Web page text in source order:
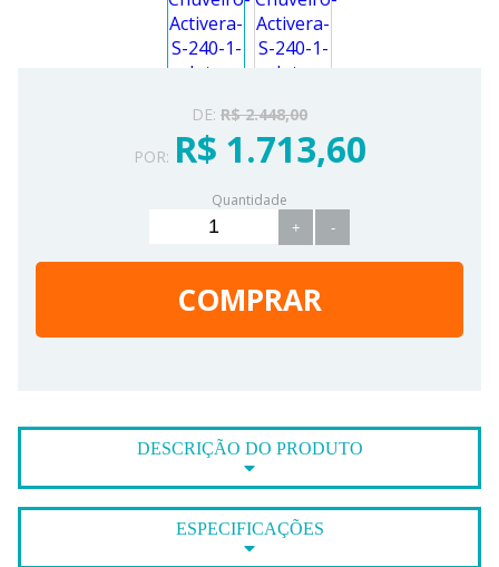
DE: R$ 2.448,00
POR: R$ 1.713,60
Quantidade
+ -
COMPRAR
DESCRIÇÃO DO PRODUTO
ESPECIFICAÇÕES